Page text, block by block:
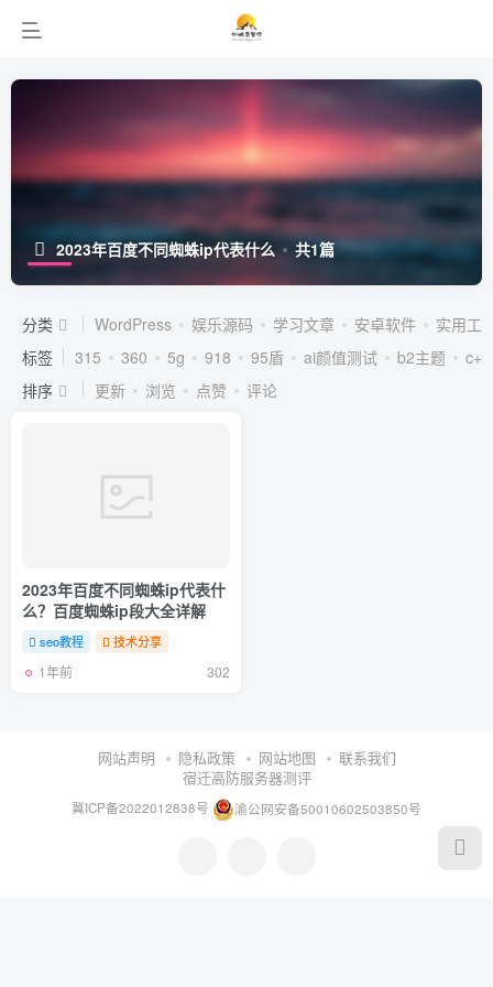
2023年百度不同蜘蛛ip代表什么 共1篇
分类 WordPress 娱乐源码 学习文章 安卓软件
实用工
标签
315 360 5g 918 95盾 ai颜值测试 b2主题
c++
排序
更新 浏览 点赞 评论
2023年百度不同蜘蛛ip代表什
么？百度蜘蛛ip段大全详解
seo教程 技术分享
1年前 302
网站声明 隐私政策 网站地图
联系我们
宿迁高防服务器测评
冀ICP备2022012838号 渝公网安备50010602503850号